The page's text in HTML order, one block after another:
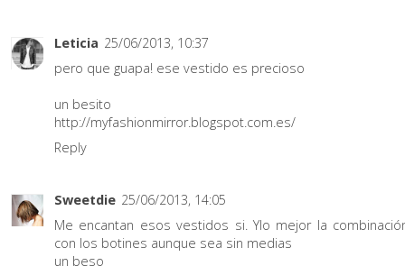
Leticia 25/06/2013, 10:37
pero que guapa! ese vestido es precioso
un besito
http://myfashionmirror.blogspot.com.es/
Reply
Sweetdie 25/06/2013, 14:05
Me encantan esos vestidos si. Ylo mejor la
con los botines aunque sea sin medias
un beso